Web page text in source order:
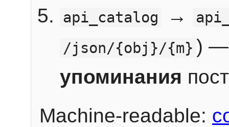
api_catalog
→
/json/{obj}/{m} ) —
упоминания
Machine-readable: